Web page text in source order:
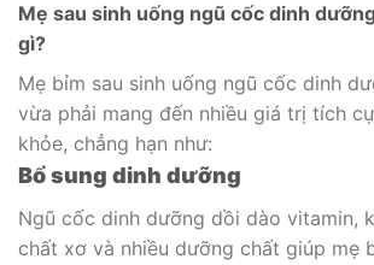
Mẹ sau sinh uống ngũ cốc dinh
gì?
Mẹ bỉm sau sinh uống ngũ cốc dinh
vừa phải mang đến nhiều giá trị tích
khỏe, chẳng hạn như:
Bổ sung dinh dưỡng
Ngũ cốc dinh dưỡng dồi dào vitamin,
chất xơ và nhiều dưỡng chất giúp mẹ